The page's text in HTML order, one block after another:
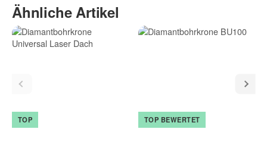
Ähnliche Artikel
TOP TOP BEWERTET